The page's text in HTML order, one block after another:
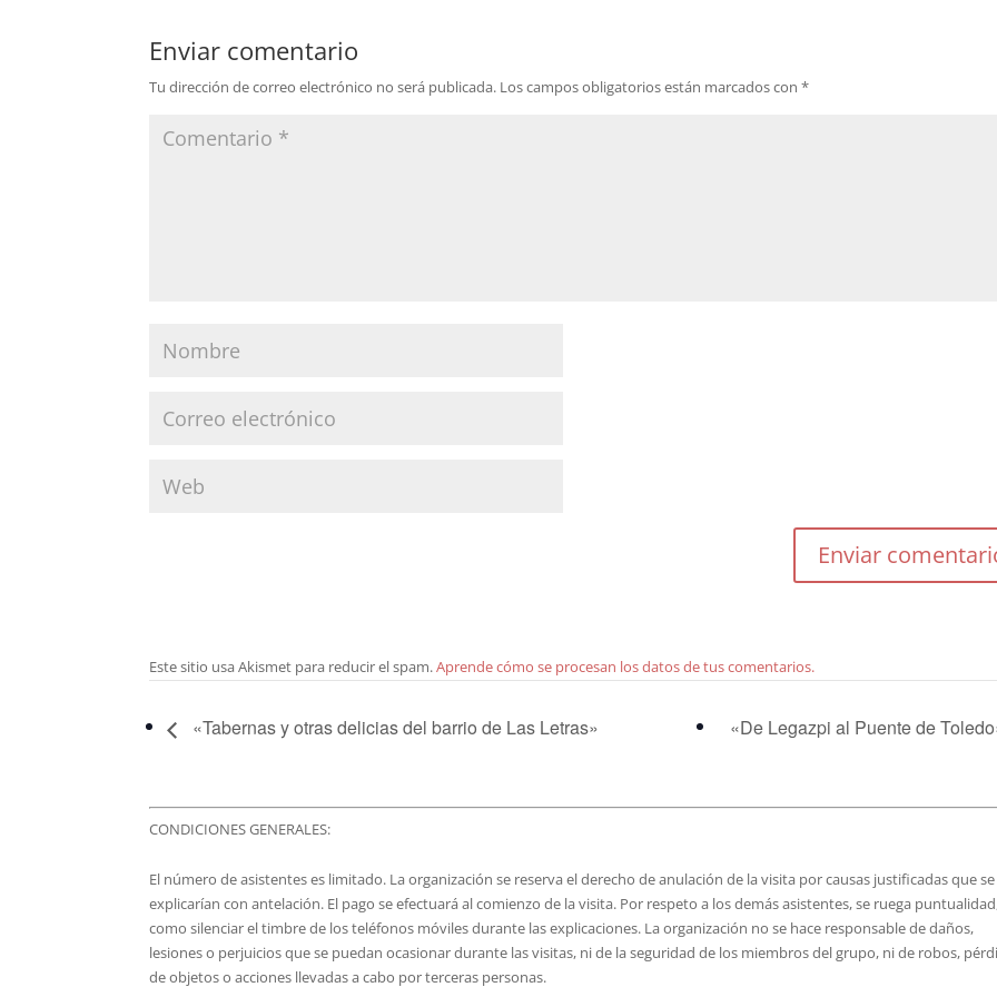
Enviar comentario
Tu dirección de correo electrónico no será publicada. Los campos obligatorios están marcados con*
Este sitio usa Akismet para reducir el spam.Aprende cómo se procesan los datos de tus comentarios.
«Tabernas y otras delicias del barrio de Las Letras» «De Legazpi al Puente de
CONDICIONES GENERALES:
El número de asistentes es limitado. La organización se reserva el derecho de anulación de la visita por causas justificadas que se
explicarían con antelación. El pago se efectuará al comienzo de la visita. Por respeto a los demás asistentes, se ruega
como silenciar el timbre de los teléfonos móviles durante las explicaciones. La organización no se hace responsable de daños,
lesiones o perjuicios que se puedan ocasionar durante las visitas, ni de la seguridad de los miembros del grupo, ni de robos,
de objetos o acciones llevadas a cabo por terceras personas.